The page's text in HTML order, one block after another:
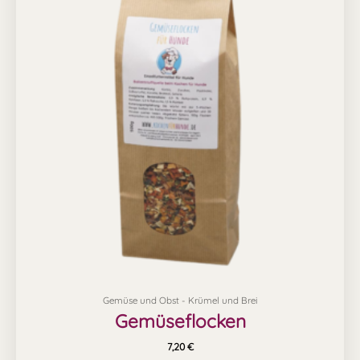
Gemüse und Obst - Krümel und Brei
Gemüseflocken
7,20€